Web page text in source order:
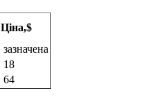
Ціна,$
зазначена
18
64